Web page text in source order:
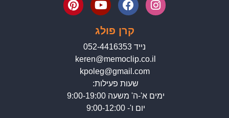
קרן פולג
נייד 052-4416353
keren@memoclip.co.il
kpoleg@gmail.com
שעות פעילות:
ימים א'-ה' משעה 9:00-19:00
יום ו'- 9:00-12:00